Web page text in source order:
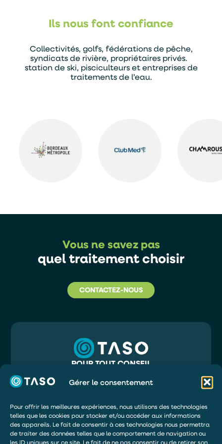
Gérer le consentement
Pour offrir les meilleures expériences, nous utilisons des technologies
telles que les cookies pour stocker et/ou accéder aux informations
des appareils. Le fait de consentir à ces technologies nous permettra
de traiter des données telles que le comportement de navigation ou
les ID uniques sur ce site. Le fait de ne pas consentir ou de retirer son
Ils nous font confiance
Collectivités, golfs, fédérations de pêche,
syndicats de rivière, propriétaires privés.
station de ski, pisciculteurs et entreprises de
traitements de l’eau.
Vous ne savez pas
quel traitement choisir
CONTACTEZ-NOUS
POUR TOUT CONSEIL
INFO@TASO.FR
TASO
33130 BÈGLES
DEMANDER UN DEVIS
ÊTRE RAPPELÉ